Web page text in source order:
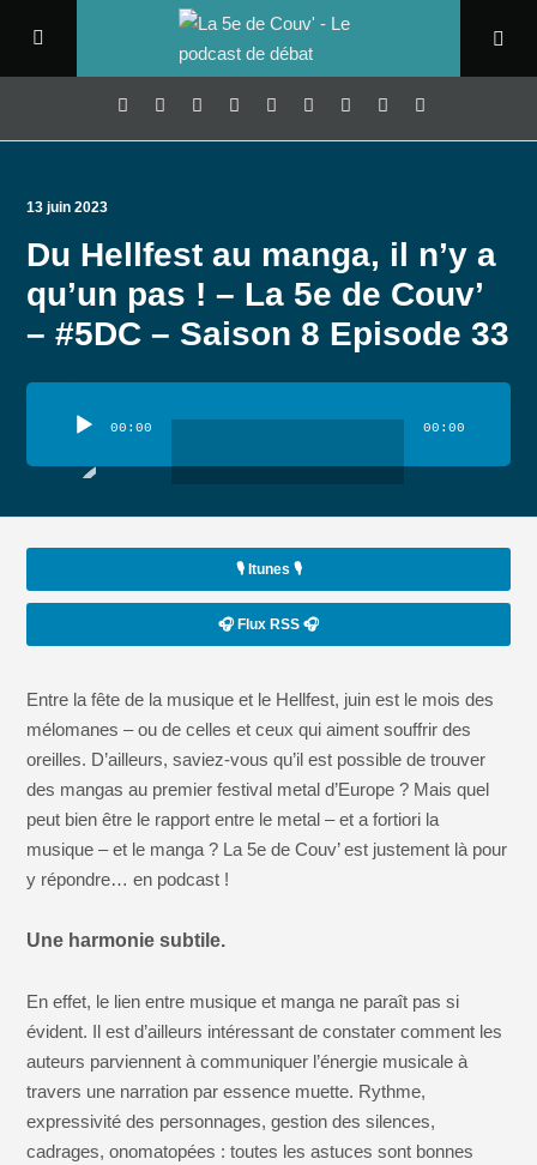
13 juin 2023
Du Hellfest au manga, il n’y a
qu’un pas ! – La 5e de Couv’
– #5DC – Saison 8 Episode 33
audio
00:00 00:00
🎙️ Itunes 🎙️
🎧 Flux RSS 🎧
Entre la fête de la musique et le Hellfest, juin est le mois des
mélomanes – ou de celles et ceux qui aiment souffrir des
oreilles. D’ailleurs, saviez-vous qu’il est possible de trouver
des mangas au premier festival metal d’Europe ? Mais quel
peut bien être le rapport entre le metal – et a fortiori la
musique – et le manga ? La 5e de Couv’ est justement là pour
y répondre… en podcast !
Une harmonie subtile.
En effet, le lien entre musique et manga ne paraît pas si
évident. Il est d’ailleurs intéressant de constater comment les
auteurs parviennent à communiquer l’énergie musicale à
travers une narration par essence muette. Rythme,
expressivité des personnages, gestion des silences,
cadrages, onomatopées : toutes les astuces sont bonnes